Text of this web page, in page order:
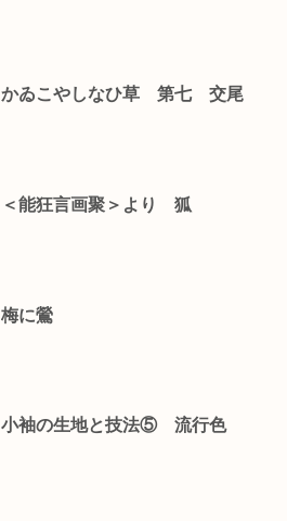
かゐこやしなひ草 第七 交尾
＜能狂言画聚＞より 狐
梅に鶯
小袖の生地と技法⑤ 流行色